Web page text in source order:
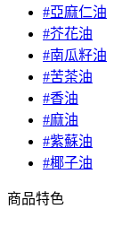
#亞麻仁油
#芥花油
#南瓜籽油
#苦茶油
#香油
#麻油
#紫蘇油
#椰子油
商品特色